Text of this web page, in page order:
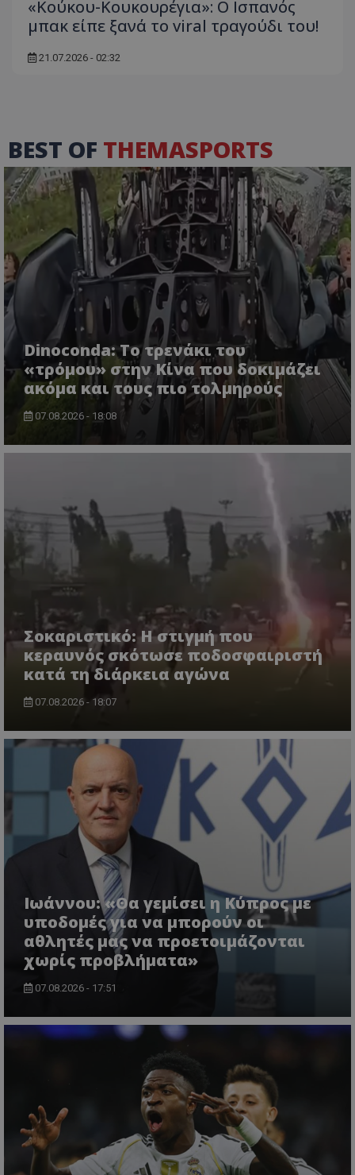
«Κούκου-Κουκουρέγια»: Ο Ισπανός
μπακ είπε ξανά το viral τραγούδι του!
21.07.2026 - 02:32
BEST OF THEMASPORTS
Dinoconda: Το τρενάκι του
«τρόμου» στην Κίνα που δοκιμάζει
ακόμα και τους πιο τολμηρούς
07.08.2026 - 18:08
Σοκαριστικό: Η στιγμή που
κεραυνός σκότωσε ποδοσφαιριστή
κατά τη διάρκεια αγώνα
07.08.2026 - 18:07
Ιωάννου: «Θα γεμίσει η Κύπρος με
υποδομές για να μπορούν οι
αθλητές μας να προετοιμάζονται
χωρίς προβλήματα»
07.08.2026 - 17:51